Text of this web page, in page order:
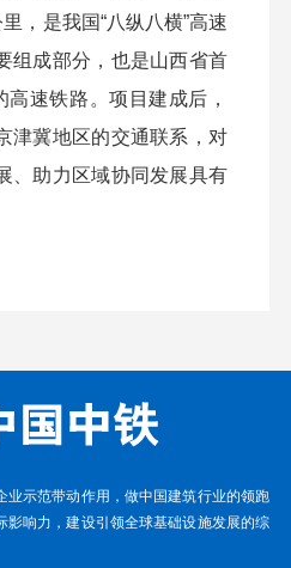
，是我国“八纵八横”高速
组成部分，也是山西省首
速铁路。项目建成后，
津冀地区的交通联系，对
、助力区域协同发展具有
业示范带动作用，做中国建筑行业的领跑
影响力，建设引领全球基础设施发展的综